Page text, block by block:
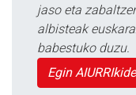
jaso eta
albisteak
babestuko duzu.
Egin